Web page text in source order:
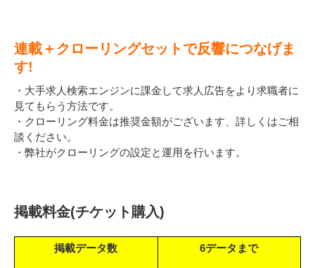
連載＋クローリングセットで反響につなげま
す!
・大手求人検索エンジンに課金して求人広告をより求職者に
見てもらう方法です。
・クローリング料金は推奨金額がございます、詳しくはご相
談ください。
・弊社がクローリングの設定と運用を行います。
掲載料金(チケット購入)
掲載データ数 6データまで